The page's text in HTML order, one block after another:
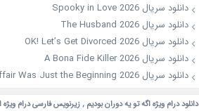
دانلود سریال Spooky in Love 2026
دانلود سریال The Husband 2026
دانلود سریال OK! Let’s Get Divorced 2026
دانلود سریال A Bona Fide Killer 2026
دانلود سریال The Affair Was Just the Beginning 2026
دانلود درام ویژه اگه تو یه دوران بودیم ,زیرنویس فارسی درام ویژه